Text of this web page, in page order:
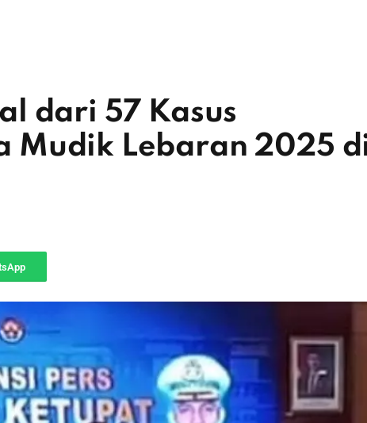
dari 57 Kasus
Mudik Lebaran 2025